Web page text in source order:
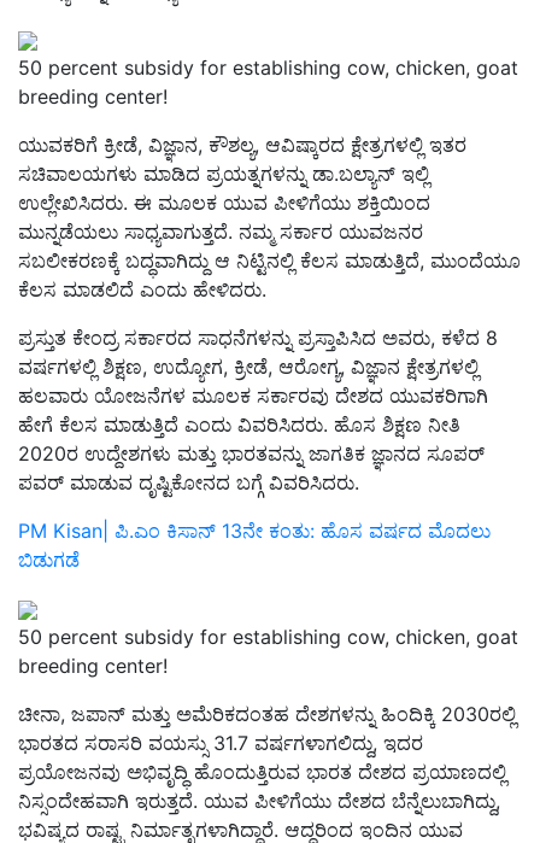
50 percent subsidy for establishing cow, chicken, goat
breeding center!
ಯುವಕರಿಗೆ ಕ್ರೀಡೆ, ವಿಜ್ಞಾನ, ಕೌಶಲ್ಯ, ಆವಿಷ್ಕಾರದ ಕ್ಷೇತ್ರಗಳಲ್ಲಿ ಇತರ
ಸಚಿವಾಲಯಗಳು ಮಾಡಿದ ಪ್ರಯತ್ನಗಳನ್ನು ಡಾ.ಬಲ್ಯಾನ್ ಇಲ್ಲಿ
ಉಲ್ಲೇಖಿಸಿದರು. ಈ ಮೂಲಕ ಯುವ ಪೀಳಿಗೆಯು ಶಕ್ತಿಯಿಂದ
ಮುನ್ನಡೆಯಲು ಸಾಧ್ಯವಾಗುತ್ತದೆ. ನಮ್ಮ ಸರ್ಕಾರ ಯುವಜನರ
ಸಬಲೀಕರಣಕ್ಕೆ ಬದ್ಧವಾಗಿದ್ದು ಆ ನಿಟ್ಟಿನಲ್ಲಿ ಕೆಲಸ ಮಾಡುತ್ತಿದೆ, ಮುಂದೆಯೂ
ಕೆಲಸ ಮಾಡಲಿದೆ ಎಂದು ಹೇಳಿದರು.
ಪ್ರಸ್ತುತ ಕೇಂದ್ರ ಸರ್ಕಾರದ ಸಾಧನೆಗಳನ್ನು ಪ್ರಸ್ತಾಪಿಸಿದ ಅವರು, ಕಳೆದ 8
ವರ್ಷಗಳಲ್ಲಿ ಶಿಕ್ಷಣ, ಉದ್ಯೋಗ, ಕ್ರೀಡೆ, ಆರೋಗ್ಯ, ವಿಜ್ಞಾನ ಕ್ಷೇತ್ರಗಳಲ್ಲಿ
ಹಲವಾರು ಯೋಜನೆಗಳ ಮೂಲಕ ಸರ್ಕಾರವು ದೇಶದ ಯುವಕರಿಗಾಗಿ
ಹೇಗೆ ಕೆಲಸ ಮಾಡುತ್ತಿದೆ ಎಂದು ವಿವರಿಸಿದರು. ಹೊಸ ಶಿಕ್ಷಣ ನೀತಿ
2020ರ ಉದ್ದೇಶಗಳು ಮತ್ತು ಭಾರತವನ್ನು ಜಾಗತಿಕ ಜ್ಞಾನದ ಸೂಪರ್
ಪವರ್ ಮಾಡುವ ದೃಷ್ಟಿಕೋನದ ಬಗ್ಗೆ ವಿವರಿಸಿದರು.
PM Kisan| ಪಿ.ಎಂ ಕಿಸಾನ್‌ 13ನೇ ಕಂತು: ಹೊಸ ವರ್ಷದ ಮೊದಲು
ಬಿಡುಗಡೆ
50 percent subsidy for establishing cow, chicken, goat
breeding center!
ಚೀನಾ, ಜಪಾನ್ ಮತ್ತು ಅಮೆರಿಕದಂತಹ ದೇಶಗಳನ್ನು ಹಿಂದಿಕ್ಕಿ 2030ರಲ್ಲಿ
ಭಾರತದ ಸರಾಸರಿ ವಯಸ್ಸು 31.7 ವರ್ಷಗಳಾಗಲಿದ್ದು, ಇದರ
ಪ್ರಯೋಜನವು ಅಭಿವೃದ್ಧಿ ಹೊಂದುತ್ತಿರುವ ಭಾರತ ದೇಶದ ಪ್ರಯಾಣದಲ್ಲಿ
ನಿಸ್ಸಂದೇಹವಾಗಿ ಇರುತ್ತದೆ. ಯುವ ಪೀಳಿಗೆಯು ದೇಶದ ಬೆನ್ನೆಲುಬಾಗಿದ್ದು,
ಭವಿಷ್ಯದ ರಾಷ್ಟ್ರ ನಿರ್ಮಾತೃಗಳಾಗಿದ್ದಾರೆ. ಆದ್ದರಿಂದ ಇಂದಿನ ಯುವ